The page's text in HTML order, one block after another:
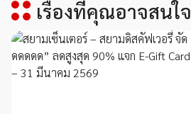
เรื่องที่คุณอาจสนใจ